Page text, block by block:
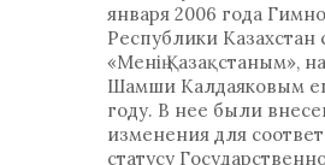
января 2006 года
Республики Казахстан
«Менің Қазақстаным»,
Шамши Калдаяковым
году. В нее были
изменения для
статусу